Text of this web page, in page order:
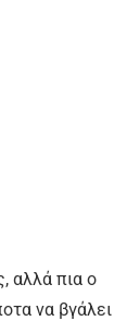
αλλά πια ο
να βγάλει